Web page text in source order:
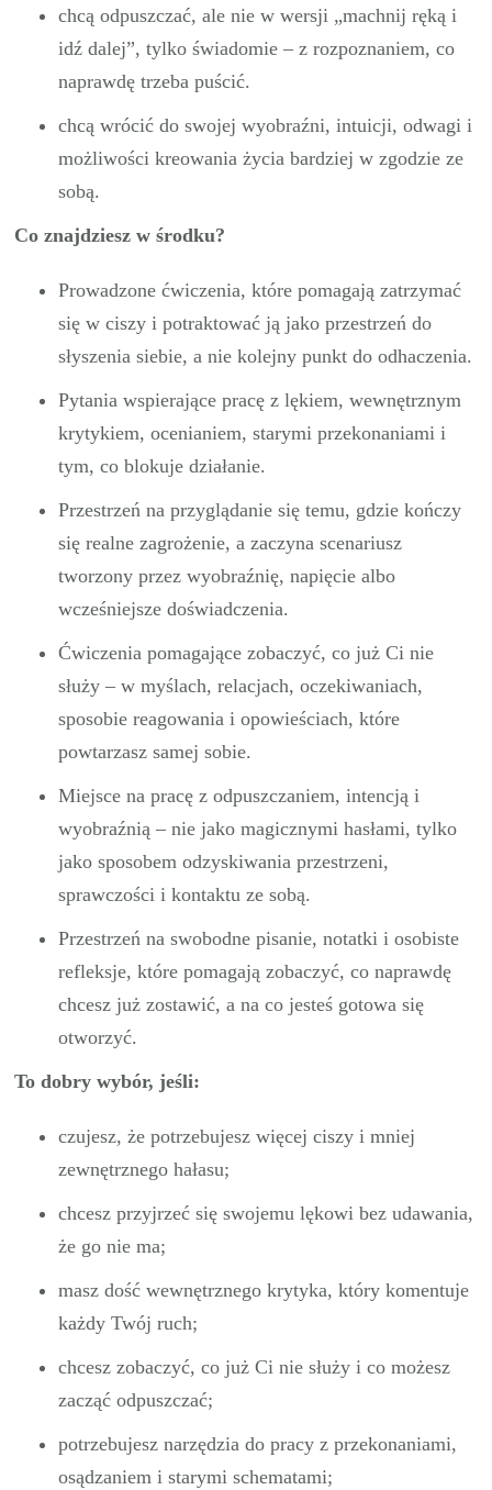
chcą odpuszczać, ale nie w wersji „machnij ręką i
idź dalej”, tylko świadomie – z rozpoznaniem, co
naprawdę trzeba puścić.
chcą wrócić do swojej wyobraźni, intuicji, odwagi i
możliwości kreowania życia bardziej w zgodzie ze
sobą.
Co znajdziesz w środku?
Prowadzone ćwiczenia, które pomagają zatrzymać
się w ciszy i potraktować ją jako przestrzeń do
słyszenia siebie, a nie kolejny punkt do odhaczenia.
Pytania wspierające pracę z lękiem, wewnętrznym
krytykiem, ocenianiem, starymi przekonaniami i
tym, co blokuje działanie.
Przestrzeń na przyglądanie się temu, gdzie kończy
się realne zagrożenie, a zaczyna scenariusz
tworzony przez wyobraźnię, napięcie albo
wcześniejsze doświadczenia.
Ćwiczenia pomagające zobaczyć, co już Ci nie
służy – w myślach, relacjach, oczekiwaniach,
sposobie reagowania i opowieściach, które
powtarzasz samej sobie.
Miejsce na pracę z odpuszczaniem, intencją i
wyobraźnią – nie jako magicznymi hasłami, tylko
jako sposobem odzyskiwania przestrzeni,
sprawczości i kontaktu ze sobą.
Przestrzeń na swobodne pisanie, notatki i osobiste
refleksje, które pomagają zobaczyć, co naprawdę
chcesz już zostawić, a na co jesteś gotowa się
otworzyć.
To dobry wybór, jeśli:
czujesz, że potrzebujesz więcej ciszy i mniej
zewnętrznego hałasu;
chcesz przyjrzeć się swojemu lękowi bez udawania,
że go nie ma;
masz dość wewnętrznego krytyka, który komentuje
każdy Twój ruch;
chcesz zobaczyć, co już Ci nie służy i co możesz
zacząć odpuszczać;
potrzebujesz narzędzia do pracy z przekonaniami,
osądzaniem i starymi schematami;